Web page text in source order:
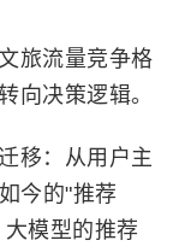
旅流量竞争格
决策逻辑。
移：从用户主
今的"推荐
模型的推荐